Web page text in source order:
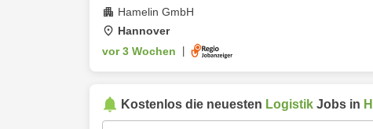
Hamelin GmbH
Hannover
vor 3 Wochen
Kostenlos die neuesten Logistik Jobs in